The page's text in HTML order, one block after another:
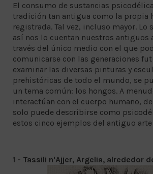
El consumo de sustancias
tradición tan antigua como la propia
registrada. Tal vez, incluso mayor. Lo
así nos lo cuentan nuestros antiguos
través del único medio con el que
comunicarse con las generaciones
examinar las diversas pinturas y
prehistóricas de todo el mundo, se
un tema común: los hongos. A
interactúan con el cuerpo humano,
solo puede describirse como
estos cinco ejemplos del antiguo arte
1 - Tassili n'Ajjer, Argelia, alrededor